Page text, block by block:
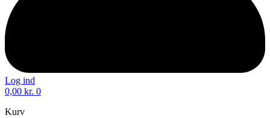
Log ind
0,00 kr. 0
Kurv